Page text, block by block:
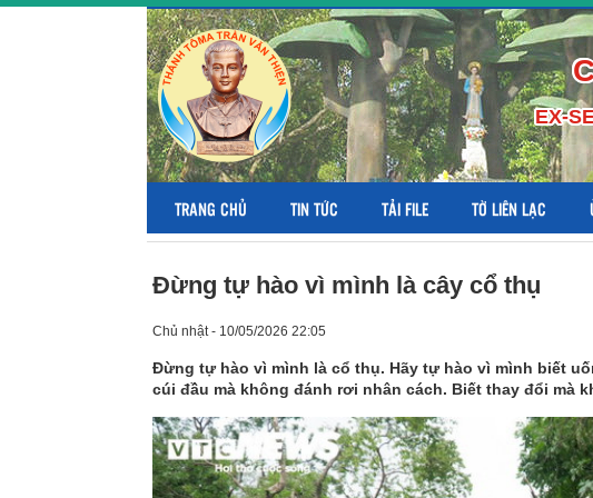
EX-
TRANG CHỦ TIN TỨC TẢI FILE TỜ LIÊN LẠC
Đừng tự hào vì mình là cây cổ thụ
Chủ nhật - 10/05/2026 22:05
Đừng tự hào vì mình là cổ thụ. Hãy tự hào vì mình biết
cúi đầu mà không đánh rơi nhân cách. Biết thay đổi mà